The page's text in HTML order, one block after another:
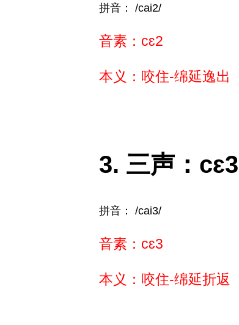
拼音： /cai2/
音素：cɛ2
本义：咬住-绵延逸出
三声：cɛ3
拼音： /cai3/
音素：cɛ3
本义：咬住-绵延折返